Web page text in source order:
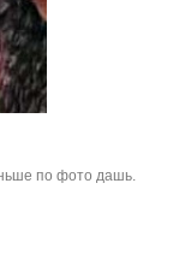
по фото дашь.